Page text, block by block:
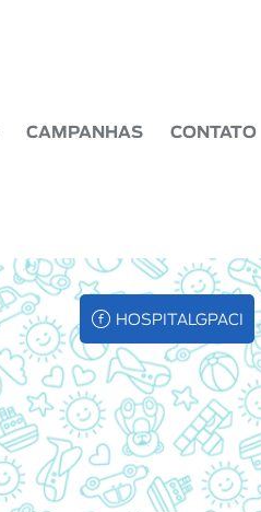
CAMPANHAS CONTATO
HOSPITALGPACI